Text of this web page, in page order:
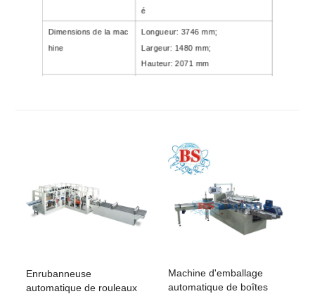
é
Dimensions de la mac
hine
Longueur: 3746 mm;
Largeur: 1480 mm;
Hauteur: 2071 mm
Enrubanneuse
automatique de rouleaux
Machine d'emballage
automatique de boîtes